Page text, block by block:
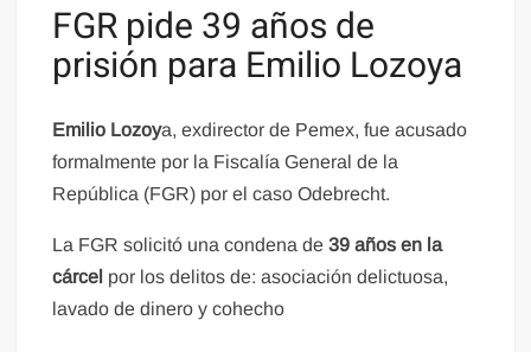
FGR pide 39 años de
prisión para Emilio Lozoya
Emilio Lozoya, exdirector de Pemex, fue acusado
formalmente por la Fiscalía General de la
República (FGR) por el caso Odebrecht.
La FGR solicitó una condena de39 años en la
cárcel por los delitos de: asociación delictuosa,
lavado de dinero y cohecho